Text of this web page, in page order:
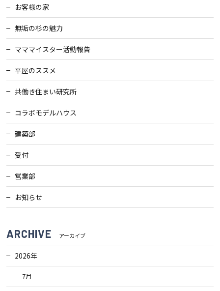
お客様の家
無垢の杉の魅力
マママイスター活動報告
平屋のススメ
共働き住まい研究所
コラボモデルハウス
建築部
受付
営業部
お知らせ
ARCHIVE アーカイブ
2026年
7月